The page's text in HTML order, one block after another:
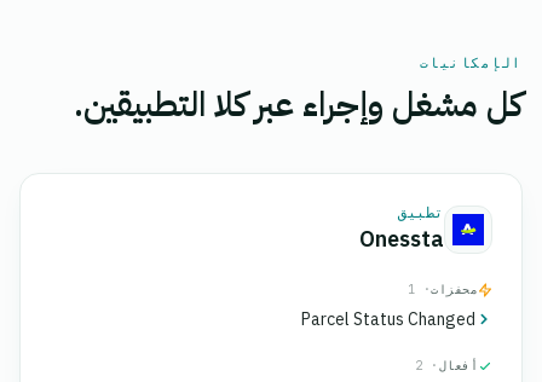
الإمكانيات
كل مشغل وإجراء عبر كلا التطبيقين.
تطبيق
Onessta
محفزات· 1
Parcel Status Changed
أفعال · 2